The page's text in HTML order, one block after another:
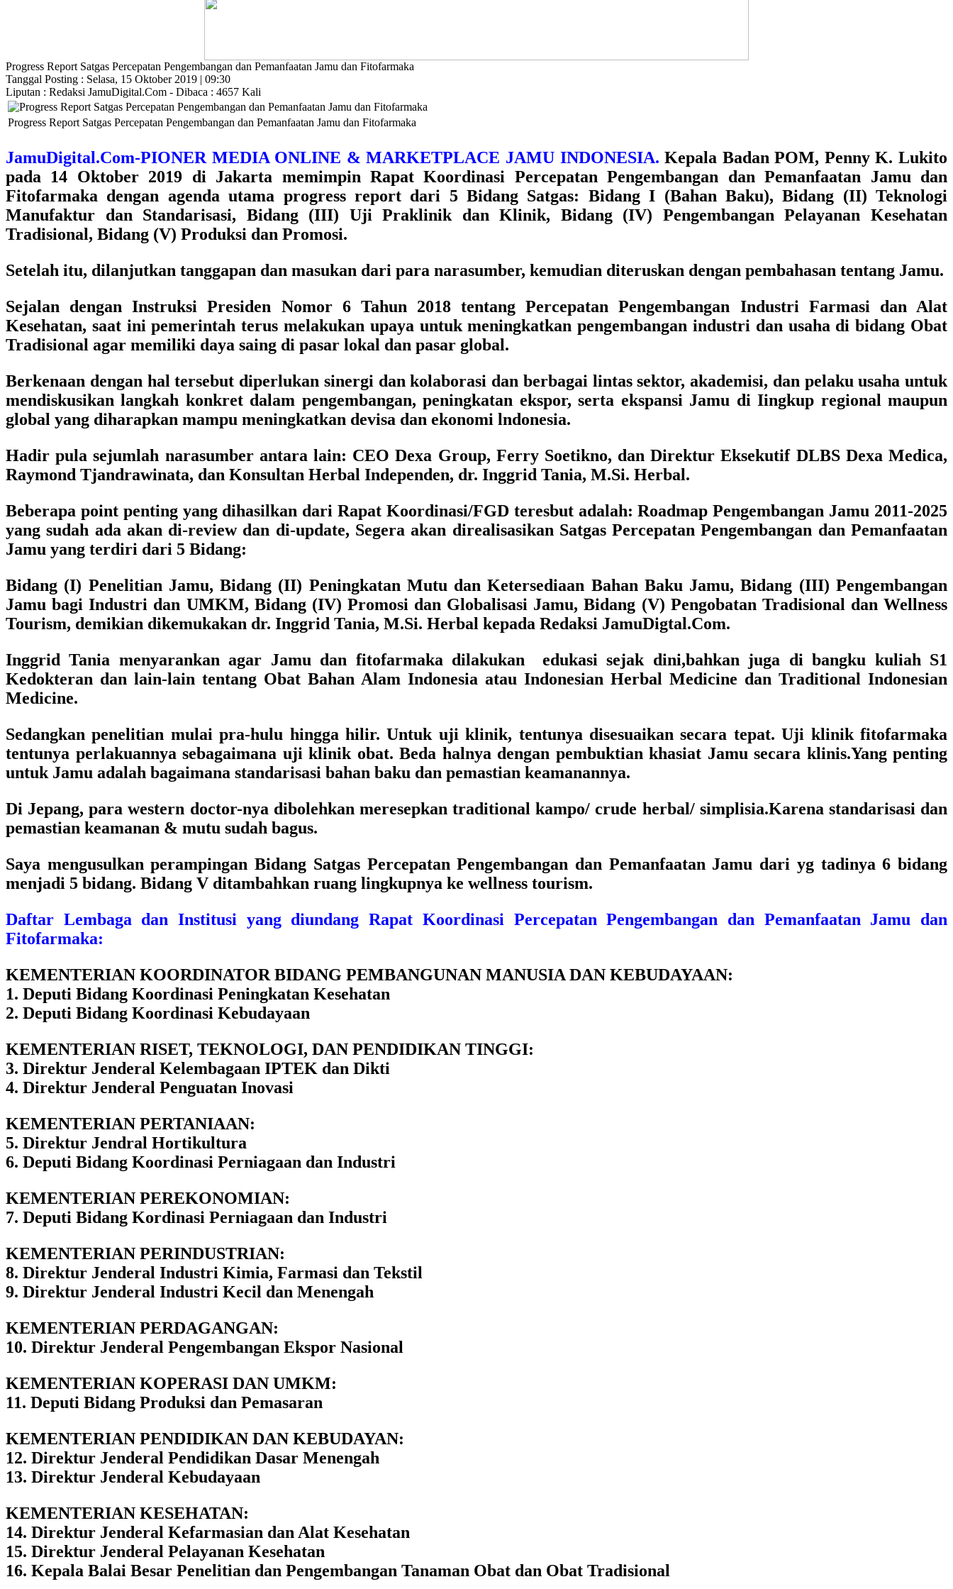
Progress Report Satgas Percepatan Pengembangan dan Pemanfaatan Jamu dan Fitofarmaka
Tanggal Posting : Selasa, 15 Oktober 2019 | 09:30
Liputan : Redaksi JamuDigital.Com - Dibaca : 4657 Kali
Progress Report Satgas Percepatan Pengembangan dan Pemanfaatan Jamu dan Fitofarmaka
JamuDigital.Com-PIONER MEDIA ONLINE & MARKETPLACE JAMU INDONESIA.Kepala Badan POM, Penny K. Lukito
pada 14 Oktober 2019 di Jakarta memimpin Rapat Koordinasi Percepatan Pengembangan dan Pemanfaatan Jamu dan
Fitofarmaka dengan agenda utama progress report dari 5 Bidang Satgas: Bidang I (Bahan Baku), Bidang (II) Teknologi
Manufaktur dan Standarisasi, Bidang (III) Uji Praklinik dan Klinik, Bidang (IV) Pengembangan Pelayanan Kesehatan
Tradisional, Bidang (V) Produksi dan Promosi.
Setelah itu, dilanjutkan tanggapan dan masukan dari para narasumber, kemudian diteruskan dengan pembahasan tentang Jamu.
Sejalan dengan Instruksi Presiden Nomor 6 Tahun 2018 tentang Percepatan Pengembangan Industri Farmasi dan Alat
Kesehatan, saat ini pemerintah terus melakukan upaya untuk meningkatkan pengembangan industri dan usaha di bidang Obat
Tradisional agar memiliki daya saing di pasar lokal dan pasar global.
Berkenaan dengan hal tersebut diperlukan sinergi dan kolaborasi dan berbagai lintas sektor, akademisi, dan pelaku usaha untuk
mendiskusikan langkah konkret dalam pengembangan, peningkatan ekspor, serta ekspansi Jamu di Iingkup regional maupun
global yang diharapkan mampu meningkatkan devisa dan ekonomi lndonesia.
Hadir pula sejumlah narasumber antara lain: CEO Dexa Group, Ferry Soetikno, dan Direktur Eksekutif DLBS Dexa Medica,
Raymond Tjandrawinata, dan Konsultan Herbal Independen, dr. Inggrid Tania, M.Si. Herbal.
Beberapa point penting yang dihasilkan dari Rapat Koordinasi/FGD teresbut adalah: Roadmap Pengembangan Jamu 2011-2025
yang sudah ada akan di-review dan di-update, Segera akan direalisasikan Satgas Percepatan Pengembangan dan Pemanfaatan
Jamu yang terdiri dari 5 Bidang:
Bidang (I) Penelitian Jamu, Bidang (II) Peningkatan Mutu dan Ketersediaan Bahan Baku Jamu, Bidang (III) Pengembangan
Jamu bagi Industri dan UMKM, Bidang (IV) Promosi dan Globalisasi Jamu, Bidang (V) Pengobatan Tradisional dan Wellness
Tourism, demikian dikemukakan dr. Inggrid Tania, M.Si. Herbal kepada Redaksi JamuDigtal.Com.
Inggrid Tania menyarankan agar Jamu dan fitofarmaka dilakukan edukasi sejak dini,bahkan juga di bangku kuliah S1
Kedokteran dan lain-lain tentang Obat Bahan Alam Indonesia atau Indonesian Herbal Medicine dan Traditional Indonesian
Medicine.
Sedangkan penelitian mulai pra-hulu hingga hilir. Untuk uji klinik, tentunya disesuaikan secara tepat. Uji klinik fitofarmaka
tentunya perlakuannya sebagaimana uji klinik obat. Beda halnya dengan pembuktian khasiat Jamu secara klinis.Yang penting
untuk Jamu adalah bagaimana standarisasi bahan baku dan pemastian keamanannya.
Di Jepang, para western doctor-nya dibolehkan meresepkan traditional kampo/ crude herbal/ simplisia.Karena standarisasi dan
pemastian keamanan & mutu sudah bagus.
Saya mengusulkan perampingan Bidang Satgas Percepatan Pengembangan dan Pemanfaatan Jamu dari yg tadinya 6 bidang
menjadi 5 bidang. Bidang V ditambahkan ruang lingkupnya ke wellness tourism.
Daftar Lembaga dan Institusi yang diundang Rapat Koordinasi Percepatan Pengembangan dan Pemanfaatan Jamu dan
Fitofarmaka:
KEMENTERIAN KOORDINATOR BIDANG PEMBANGUNAN MANUSIA DAN KEBUDAYAAN:
1. Deputi Bidang Koordinasi Peningkatan Kesehatan
2. Deputi Bidang Koordinasi Kebudayaan
KEMENTERIAN RISET, TEKNOLOGI, DAN PENDIDIKAN TINGGI:
3. Direktur Jenderal Kelembagaan IPTEK dan Dikti
4. Direktur Jenderal Penguatan Inovasi
KEMENTERIAN PERTANIAAN:
5. Direktur Jendral Hortikultura
6. Deputi Bidang Koordinasi Perniagaan dan Industri
KEMENTERIAN PEREKONOMIAN:
7. Deputi Bidang Kordinasi Perniagaan dan Industri
KEMENTERIAN PERINDUSTRIAN:
8. Direktur Jenderal Industri Kimia, Farmasi dan Tekstil
9. Direktur Jenderal Industri Kecil dan Menengah
KEMENTERIAN PERDAGANGAN:
10. Direktur Jenderal Pengembangan Ekspor Nasional
KEMENTERIAN KOPERASI DAN UMKM:
11. Deputi Bidang Produksi dan Pemasaran
KEMENTERIAN PENDIDIKAN DAN KEBUDAYAN:
12. Direktur Jenderal Pendidikan Dasar Menengah
13. Direktur Jenderal Kebudayaan
KEMENTERIAN KESEHATAN:
14. Direktur Jenderal Kefarmasian dan Alat Kesehatan
15. Direktur Jenderal Pelayanan Kesehatan
16. Kepala Balai Besar Penelitian dan Pengembangan Tanaman Obat dan Obat Tradisional